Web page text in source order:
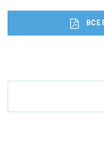
Что будет с
ВСЕ